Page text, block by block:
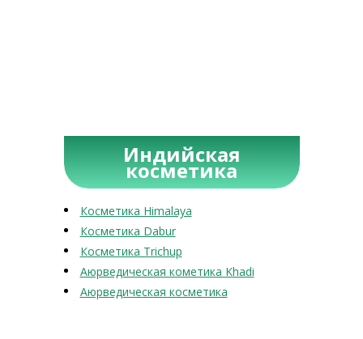
Индийская
косметика
Косметика Himalaya
Косметика Dabur
Косметика Trichup
Аюрведическая кометика Khadi
Аюрведическая косметика